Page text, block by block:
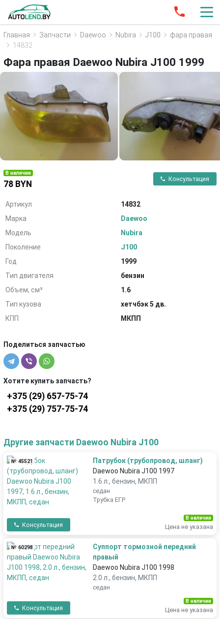
Главная Запчасти Daewoo Nubira J100
фара правая
14832
Фара правая Daewoo Nubira J100 1999
В наличии
78 BYN
Консультация
Артикул
14832
Марка
Daewoo
Модель
Nubira
Поколение
J100
Год
1999
Тип двигателя
бензин
Объем, см³
1.6
Тип кузова
хетчбэк 5 дв.
КПП
МКПП
Поделиться запчастью
Хотите купить запчасть?
+375 (29) 657-75-74
+375 (29) 757-75-74
Другие запчасти Daewoo Nubira J100
№ 45521
Патрубок (трубопровод, шланг)
Daewoo Nubira J100 1997
1.6 л., бензин, МКПП
седан
Трубка ЕГР
Консультация
В наличии
Цена не указана
№ 60298
Суппорт тормозной передний
правый
Daewoo Nubira J100 1998
2.0 л., бензин, МКПП
седан
Консультация
В наличии
Цена не указана